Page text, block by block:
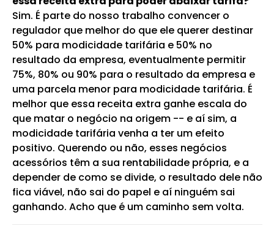
Sim. É parte do nosso trabalho convencer o
regulador que melhor do que ele querer destinar
50% para modicidade tarifária e 50% no
resultado da empresa, eventualmente permitir
75%, 80% ou 90% para o resultado da empresa e
uma parcela menor para modicidade tarifária. É
melhor que essa receita extra ganhe escala do
que matar o negócio na origem -- e aí sim, a
modicidade tarifária venha a ter um efeito
positivo. Querendo ou não, esses negócios
acessórios têm a sua rentabilidade própria, e a
depender de como se divide, o resultado dele não
fica viável, não sai do papel e aí ninguém sai
ganhando. Acho que é um caminho sem volta.